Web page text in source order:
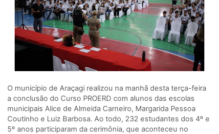
O município de Araçagi realizou na manhã desta terça-feira
a conclusão do Curso PROERD com alunos das escolas
municipais Alice de Almeida Carneiro, Margarida Pessoa
Coutinho e Luiz Barbosa. Ao todo, 232 estudantes dos 4º e
5º anos participaram da cerimônia, que aconteceu no